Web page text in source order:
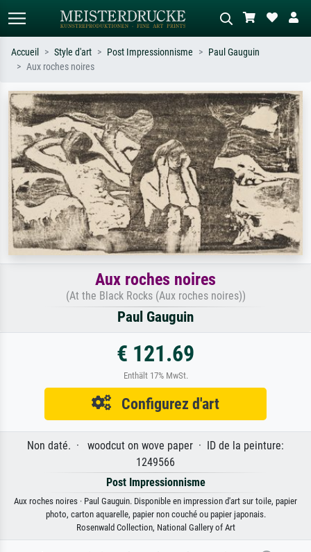
Recherchez par artiste, titre ou style –
ex. Monet, Nuit étoilée,
impressionnisme, vague de Hokusai,
nu.
Décrivez la scène – ex. prairie verte,
abstrait avec beaucoup de rouge,
tableau sombre, nu debout près d'un
arbre.
Accueil Style d'art Post Impressionnisme
Paul Gauguin
Aux roches noires
Aux roches noires
(At the Black Rocks (Aux roches noires))
Paul Gauguin
€ 121.69
Enthält 17% MwSt.
Configurez d'art
Non daté. · woodcut on wove paper · ID de la peinture:
1249566
Post Impressionnisme
Aux roches noires · Paul Gauguin. Disponible en impression d'art sur toile, papier
photo, carton aquarelle, papier non couché ou papier japonais.
Rosenwald Collection, National Gallery of Art